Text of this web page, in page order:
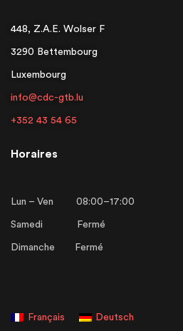
448, Z.A.E. Wolser F
3290 Bettembourg
Luxembourg
info@cdc-gtb.lu
+352 43 54 65
Horaires
Lun – Ven 08:00–17:00
Samedi Fermé
Dimanche Fermé
Français Deutsch